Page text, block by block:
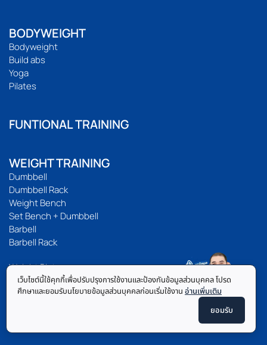
BODYWEIGHT
Bodyweight
Build abs
Yoga
Pilates
FUNTIONAL TRAINING
WEIGHT TRAINING
Dumbbell
Dumbbell Rack
Weight Bench
Set Bench + Dumbbell
Barbell
Barbell Rack
Weight Plate
Powerlifting
Home Multi Gym
เว็บไซต์นี้ใช้คุกกี้เพื่อปรับปรุงการใช้งานและป้องกันข้อมูลส่วนบุคคล โปรด
ศึกษาและยอมรับนโยบายข้อมูลส่วนบุคคลก่อนเริ่มใช้งาน อ่านเพิ่มเติม
ยอมรับ